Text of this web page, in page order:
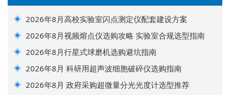
2026年8月高校实验室闪点测定仪配套建设方案
2026年8月视频熔点仪选购攻略 实验室合规选型指南
2026年8月行星式球磨机选购避坑指南
2026年8月 科研用超声波细胞破碎仪选购指南
2026年8月 政府采购超微量分光光度计选型推荐